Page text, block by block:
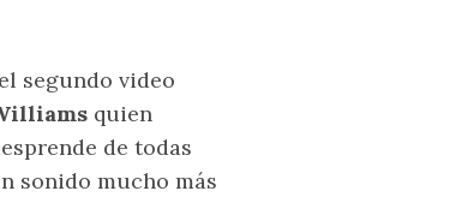
segundo video
quien
de todas
sonido mucho más